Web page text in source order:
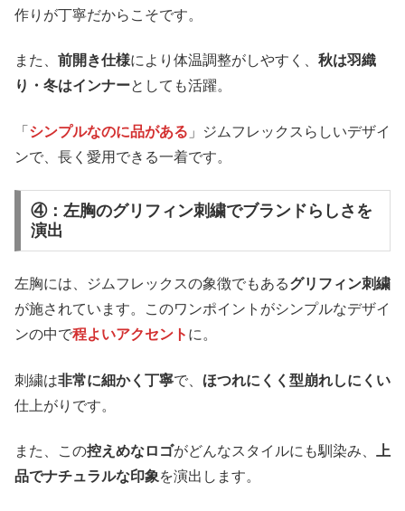
作りが丁寧だからこそです。
また、 前開き仕様により体温調整がしやすく、 秋は羽織
り・冬はインナーとしても活躍。
「 シンプルなのに品がある 」ジムフレックスらしいデザイ
ンで、長く愛用できる一着です。
④：左胸のグリフィン刺繍でブランドらしさを
演出
左胸には、ジムフレックスの象徴でもあるグリフィン刺繍
が施されています。このワンポイントがシンプルなデザイ
ンの中で程よいアクセント に。
刺繍は非常に細かく丁寧で、 ほつれにくく型崩れしにくい
仕上がりです。
また、この控えめなロゴがどんなスタイルにも馴染み、
上
品でナチュラルな印象を演出します。